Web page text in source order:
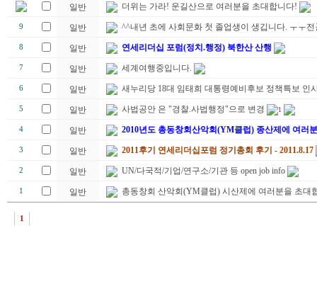
일반 더위는 가라! 운길산으로 여러분을 초대합니다!
9 일반 ^^내년 초에 사회문화 첫 졸업생이 생깁니다. ㅜㅜ
8 일반 연세리더십 포럼(정치.행정) 북한산 산행
7 일반 세계여행중입니다.
6 일반 새누리당 18대 임태희 대통령예비후보 정책특보 인
5 일반 사법공안 은 "경찰.사법행정"으로 변경 1
4 일반 2010년도 총동창회산악회(YM클럽) 종산제에 여러
3 일반 2011후기 연세리더십포럼 정기총회 후기 - 2011.8.17
2 일반 UN/다국적/기업/연구소/기관 등 open job info
1 일반 총동창회 산악회(YM클럽) 시산제에 여러분을 초대
1